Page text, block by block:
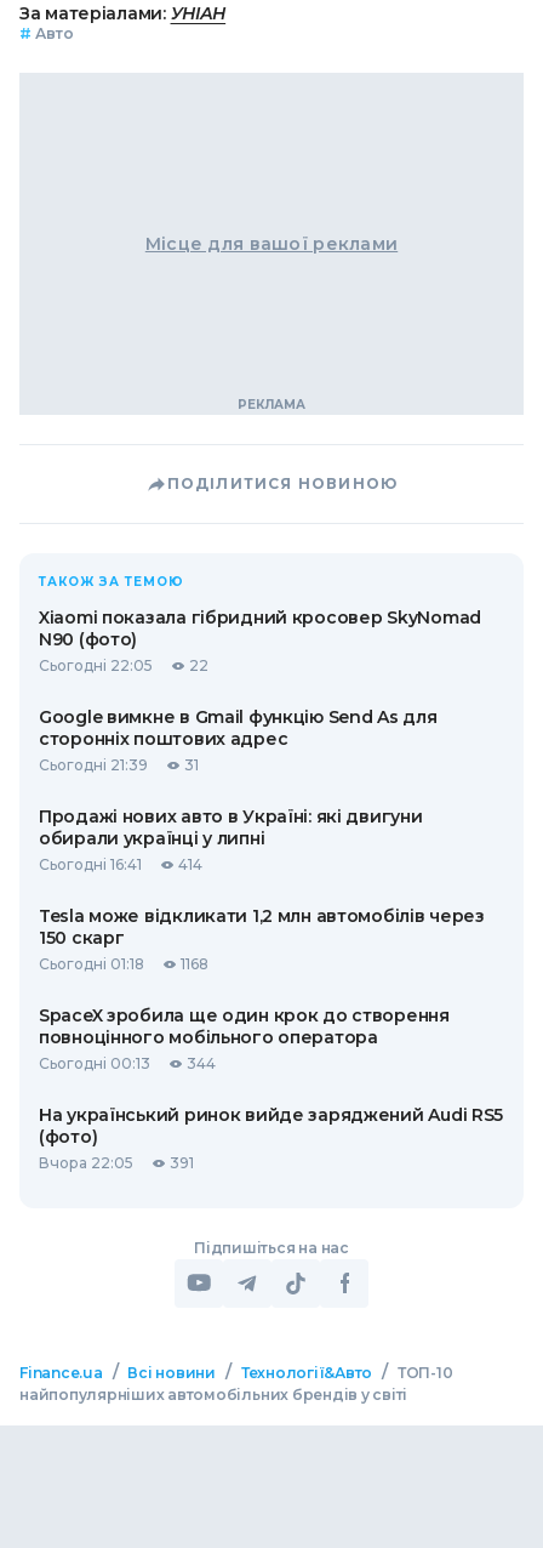
За матеріалами: УНІАН
# Авто
Місце для вашої реклами
ПОДІЛИТИСЯ НОВИНОЮ
ТАКОЖ ЗА ТЕМОЮ
Xiaomi показала гібридний кросовер SkyNomad
N90 (фото)
Сьогодні 22:05 22
Google вимкне в Gmail функцію Send As для
сторонніх поштових адрес
Сьогодні 21:39 31
Продажі нових авто в Україні: які двигуни
обирали українці у липні
Сьогодні 16:41 414
Tesla може відкликати 1,2 млн автомобілів через
150 скарг
Сьогодні 01:18 1168
SpaceX зробила ще один крок до створення
повноцінного мобільного оператора
Сьогодні 00:13 344
На український ринок вийде заряджений Audi RS5
(фото)
Вчора 22:05 391
Підпишіться на нас
Finance.ua / Всі новини / Технології&Авто / ТОП-10
найпопулярніших автомобільних брендів у світі